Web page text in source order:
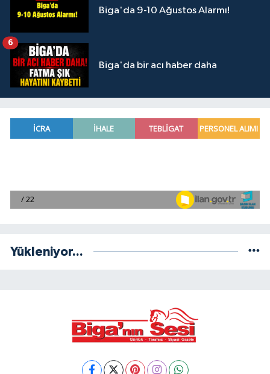
Biga'da 9-10 Ağustos Alarmı!
Biga'da bir acı haber daha
6
Yükleniyor...